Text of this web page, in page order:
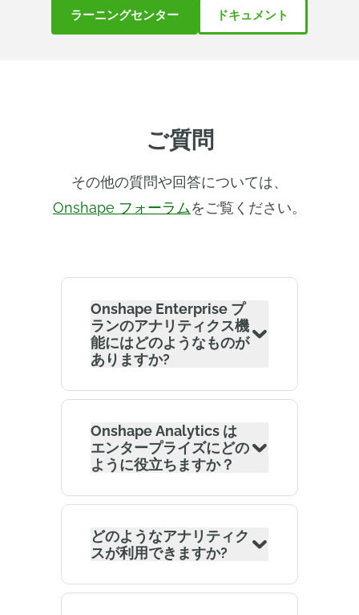
ラーニングセンター ドキュメント
ご質問
その他の質問や回答については、
Onshape フォーラムをご覧ください。
Onshape Enterprise プ
ランのアナリティクス機
能にはどのようなものが
ありますか?
Onshape Analytics は
エンタープライズにどの
ように役立ちますか？
どのようなアナリティク
スが利用できますか?